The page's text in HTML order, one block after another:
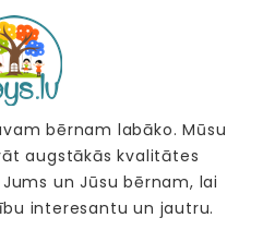
bērnam labāko. Mūsu
augstākās kvalitātes
un Jūsu bērnam, lai
interesantu un jautru.